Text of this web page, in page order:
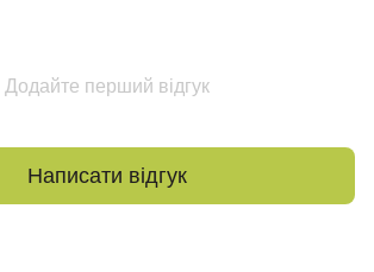
Додайте перший відгук
Написати відгук